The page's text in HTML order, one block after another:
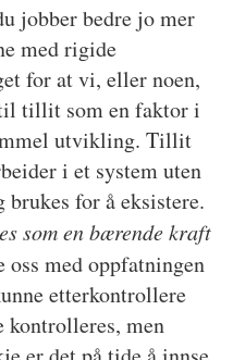
jobber bedre jo mer
med rigide
for at vi, eller noen,
tillit som en faktor i
utvikling. Tillit
i et system uten
for å eksistere.
som en bærende kraft
med oppfatningen
etterkontrollere
kontrolleres, men